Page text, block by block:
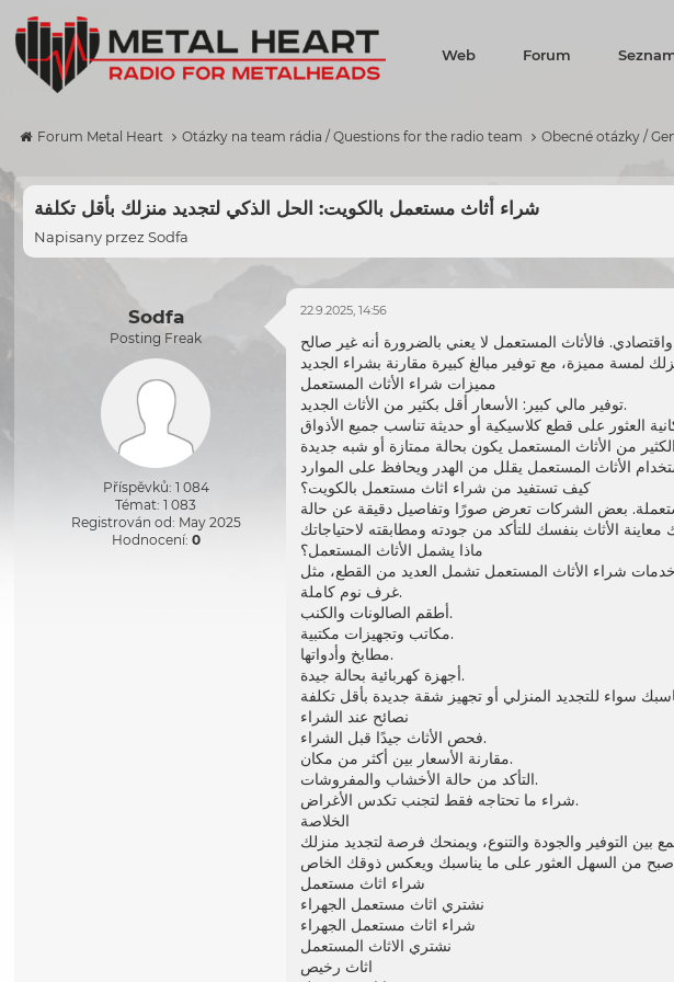
Web Forum
Forum Metal Heart Otázky na team rádia / Questions for the radio team Obecné otázky /
شراء أثاث مستعمل بالكويت: الحل الذكي لتجديد منزلك بأقل تكلفة
Napisany przezSodfa
Sodfa
Posting Freak
Příspěvků: 1 084
Témat: 1 083
Registrován od: May 2025
Hodnocení: 0
22.9.2025, 14:56
فالأثاث المستعمل لا يعني بالضرورة أنه غير صالح
مميزات شراء الأثاث المستعمل
توفير مالي كبير: الأسعار أقل بكثير من الأثاث الجديد.
كيف تستفيد من شراء اثاث مستعمل بالكويت؟
بعض الشركات تعرض صورًا وتفاصيل دقيقة عن حالة
ماذا يشمل الأثاث المستعمل؟
شراء الأثاث المستعمل
غرف نوم كاملة.
أطقم الصالونات والكنب.
مكاتب وتجهيزات مكتبية.
مطابخ وأدواتها.
أجهزة كهربائية بحالة جيدة.
نصائح عند الشراء
فحص الأثاث جيدًا قبل الشراء.
مقارنة الأسعار بين أكثر من مكان.
التأكد من حالة الأخشاب والمفروشات.
شراء ما تحتاجه فقط لتجنب تكدس الأغراض.
الخلاصة
بين التوفير والجودة والتنوع، ويمنحك فرصة لتجديد منزلك
شراء اثاث مستعمل
نشتري اثاث مستعمل الجهراء
شراء اثاث مستعمل الجهراء
نشتري الاثاث المستعمل
اثاث رخيص